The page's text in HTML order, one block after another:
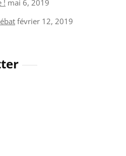
! mai 6, 2019
février 12, 2019